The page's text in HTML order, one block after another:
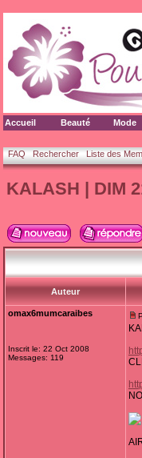
Accueil Beauté Mode
FAQ Rechercher Liste des
KALASH | DIM
Auteur
omax6mumcaraibes
Inscrit le: 22 Oct 2008
Messages: 119